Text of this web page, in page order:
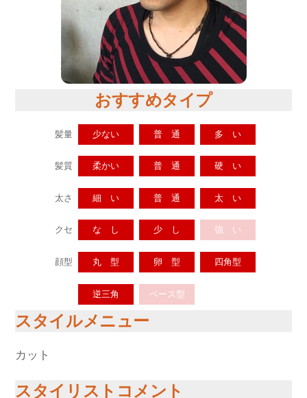
おすすめタイプ
髪量 少ない 普 通 多 い
髪質 柔かい 普 通 硬 い
太さ 細 い 普 通 太 い
クセ な し 少 し 強 い
顔型 丸 型 卵 型 四角型
逆三角 ベース型
スタイルメニュー
カット
スタイリストコメント